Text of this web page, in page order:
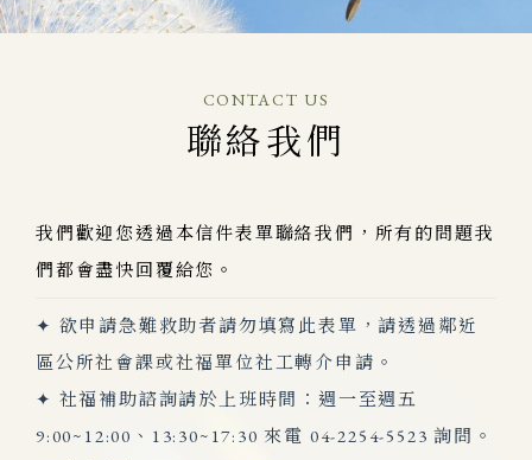
CONTACT US
聯絡我們
我們歡迎您透過本信件表單聯絡我們，所有的問題我
們都會盡快回覆給您。
✦ 欲申請急難救助者請勿填寫此表單，請透過鄰近
區公所社會課或社福單位社工轉介申請。
✦ 社福補助諮詢請於上班時間：週一至週五
9:00~12:00、13:30~17:30 來電 04-2254-5523 詢問。